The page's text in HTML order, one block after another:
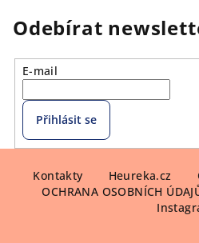
Odebírat
E-mail
Přihlásit se
Kontakty Heureka.cz
OCHRANA OSOBNÍCH